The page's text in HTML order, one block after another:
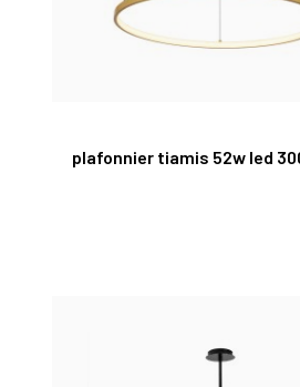
plafonnier tiamis 52w led